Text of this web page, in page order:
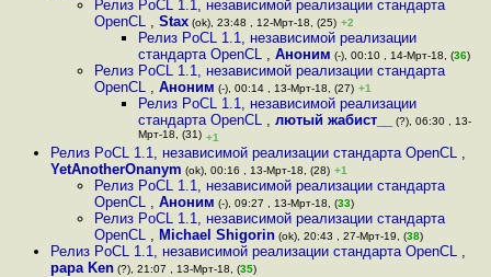
Релиз PoCL 1.1, независимой реализации стандарта
OpenCL , Stax (ok), 23:48 , 12-Мрт-18, (25) +2
Релиз PoCL 1.1, независимой реализации
стандарта OpenCL , Аноним (-), 00:10 , 14-Мрт-18, (36)
Релиз PoCL 1.1, независимой реализации стандарта
OpenCL , Аноним (-), 00:14 , 13-Мрт-18, (27) +1
Релиз PoCL 1.1, независимой реализации
стандарта OpenCL , лютый жабист__ (?), 06:30 , 13-
Мрт-18, (31) +1
Релиз PoCL 1.1, независимой реализации стандарта OpenCL ,
YetAnotherOnanym (ok), 00:16 , 13-Мрт-18, (28) +1
Релиз PoCL 1.1, независимой реализации стандарта
OpenCL , Аноним (-), 09:27 , 13-Мрт-18, (33)
Релиз PoCL 1.1, независимой реализации стандарта
OpenCL , Michael Shigorin (ok), 20:43 , 27-Мрт-19, (38)
Релиз PoCL 1.1, независимой реализации стандарта OpenCL ,
papa Ken (?), 21:07 , 13-Мрт-18, (35)